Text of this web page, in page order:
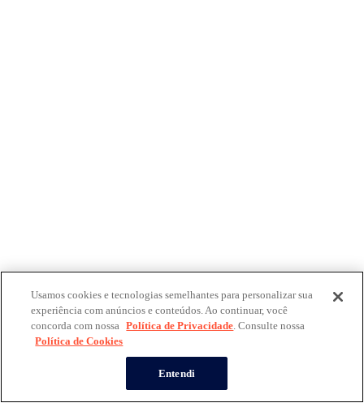
Usamos cookies e tecnologias semelhantes para personalizar sua
experiência com anúncios e conteúdos. Ao continuar, você
concorda com nossa Política de Privacidade. Consulte nossa
Política de Cookies
Entendi